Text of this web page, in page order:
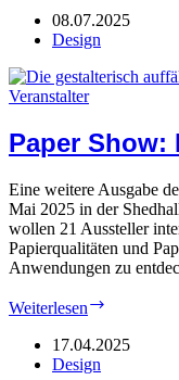
Irispapier
08.07.2025
Design
Paper Show:
Eine weitere Ausgabe
Mai 2025 in der
wollen 21 Aussteller
Papierqualitäten und
Anwendungen zu
Weiterlesen
Kreatives
17.04.2025
Design